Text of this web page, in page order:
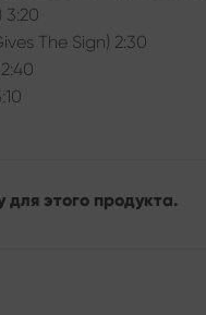
3:20
The Sign) 2:30
этого продукта.